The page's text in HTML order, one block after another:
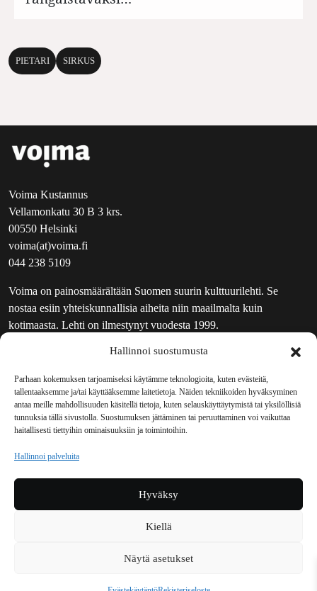
Hallinnoi suostumusta
Parhaan kokemuksen tarjoamiseksi käytämme teknologioita, kuten evästeitä,
tallentaaksemme ja/tai käyttääksemme laitetietoja. Näiden tekniikoiden hyväksyminen
antaa meille mahdollisuuden käsitellä tietoja, kuten selauskäyttäytymistä tai yksilöllisiä
tunnuksia tällä sivustolla. Suostumuksen jättäminen tai peruuttaminen voi vaikuttaa
haitallisesti tiettyihin ominaisuuksiin ja toimintoihin.
Hallinnoi palveluita
Hyväksy
Kiellä
Näytä asetukset
PIETARI SIRKUS
Voima Kustannus
Vellamonkatu 30 B 3 krs.
00550 Helsinki
voima(at)voima.fi
044 238 5109
Voima on painosmäärältään Suomen suurin kulttuurilehti. Se
nostaa esiin yhteiskunnallisia aiheita niin maailmalta kuin
kotimaasta. Lehti on ilmestynyt vuodesta 1999.
UUTISKIRJE
MAINOSTAJILLE
VASTAMAINOKSET
JAKELUPAIKAT
REKISTERISELOSTE
TILAUKSEN PERUUTUSPYYNTÖ
TILAUSOHJEET JA -EHDOT